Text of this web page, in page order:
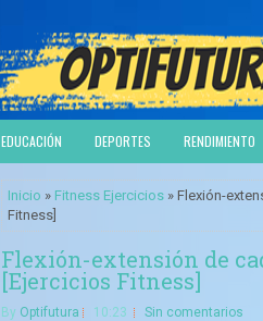
EDUCACIÓN DEPORTES RENDIMIENTO
Inicio » Fitness Ejercicios » Flexión-
Fitness]
Flexión-extensión de
[Ejercicios Fitness]
By Optifutura 10:23 Sin comentarios